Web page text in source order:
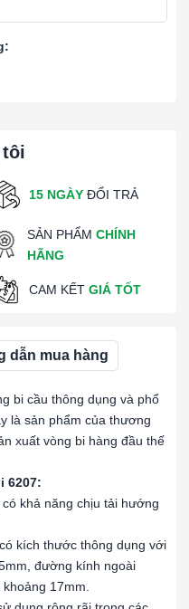
tôi
15 NGÀY ĐỔI TRẢ
SẢN PHẨMCHÍNH
HÃNG
CAM KẾT GIÁ TỐT
dẫn mua hàng
bi cầu thông dụng và phổ
là sản phẩm của thương
xuất vòng bi hàng đầu thế
6207:
khả năng chịu tải hướng
kích thước thông dụng với
đường kính ngoài
17mm.